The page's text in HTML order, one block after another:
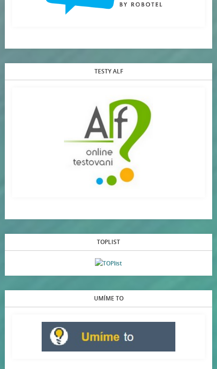
TESTY ALF
TOPLIST
UMÍME TO